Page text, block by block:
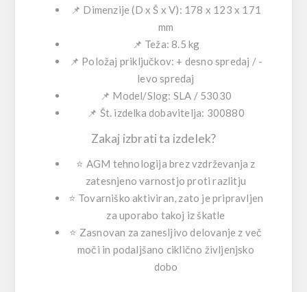
📌 Dimenzije (D x Š x V): 178 x 123 x 171
mm
📌 Teža:8.5 kg
📌 Položaj priključkov: + desno spredaj / -
levo spredaj
📌 Model/Slog: SLA / 53030
📌 Št. izdelka dobavitelja: 300880
Zakaj izbrati ta izdelek?
⭐ AGM tehnologija brez vzdrževanja z
zatesnjeno varnostjo proti razlitju
⭐ Tovarniško aktiviran, zato je pripravljen
za uporabo takoj iz škatle
⭐ Zasnovan za zanesljivo delovanje z več
moči in podaljšano ciklično življenjsko
dobo